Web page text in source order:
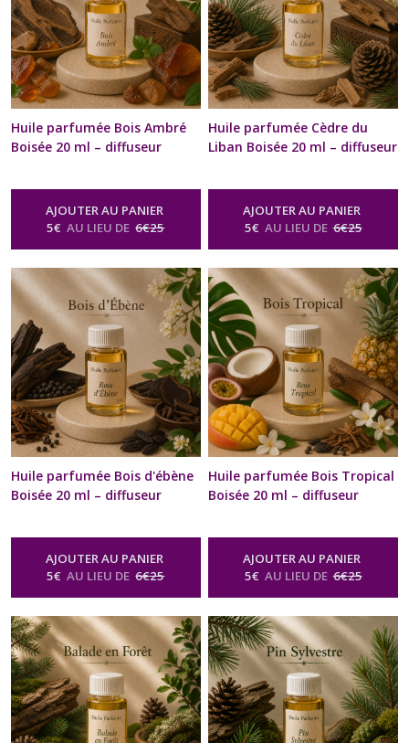
Huile parfumée Bois Ambré
Boisée 20 ml – diffuseur
voiture | Naturelle &
artisanale | Bien-être,
Diffuseur & Brûle Parfum
AJOUTER AU PANIER
5€ AU LIEU DE 6€25
Huile parfumée Cèdre du
Liban Boisée 20 ml – diffuseur
voiture | Naturelle &
artisanale | Bien-être,
Diffuseur & Brûle Parfum
AJOUTER AU PANIER
5€ AU LIEU DE 6€25
Huile parfumée Bois d'ébène
Boisée 20 ml – diffuseur
Concentré Recharge diffuseur
voiture | Naturelle &
artisanale | Bien-être,
Diffuseur & Brûle Parfum
AJOUTER AU PANIER
5€ AU LIEU DE 6€25
Huile parfumée Bois Tropical
Boisée 20 ml – diffuseur
Concentré Recharge diffuseur
voiture | Naturelle &
artisanale | Bien-être,
Diffuseur & Brûle Parfum
AJOUTER AU PANIER
5€ AU LIEU DE 6€25